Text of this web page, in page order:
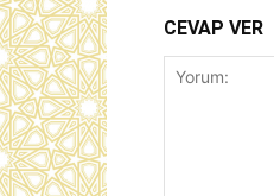
CEVAP VER